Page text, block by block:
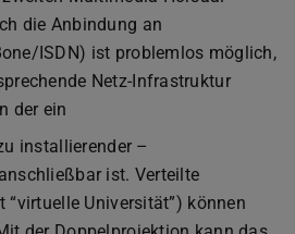
die Anbindung an
ISDN) ist problemlos möglich,
Netz-Infrastruktur
der ein
installierender –
ist. Verteilte
Universität”) können